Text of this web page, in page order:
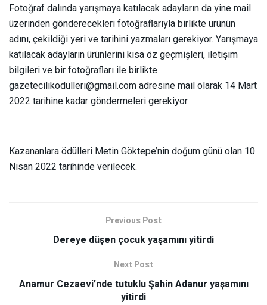
Fotoğraf dalında yarışmaya katılacak adayların da yine mail
üzerinden gönderecekleri fotoğraflarıyla birlikte ürünün
adını, çekildiği yeri ve tarihini yazmaları gerekiyor. Yarışmaya
katılacak adayların ürünlerini kısa öz geçmişleri, iletişim
bilgileri ve bir fotoğrafları ile birlikte
gazetecilikodulleri@gmail.com adresine mail olarak 14 Mart
2022 tarihine kadar göndermeleri gerekiyor.
Kazananlara ödülleri Metin Göktepe’nin doğum günü olan 10
Nisan 2022 tarihinde verilecek.
Previous Post
Dereye düşen çocuk yaşamını yitirdi
Next Post
Anamur Cezaevi’nde tutuklu Şahin Adanur yaşamını
yitirdi